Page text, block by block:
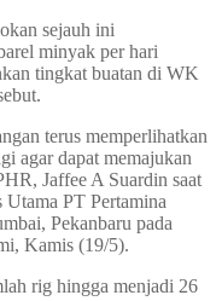
sejauh ini
minyak per hari
tingkat buatan di WK
terus memperlihatkan
agar dapat memajukan
Jaffee A Suardin saat
PT Pertamina
Pekanbaru pada
Kamis (19/5).
rig hingga menjadi 26